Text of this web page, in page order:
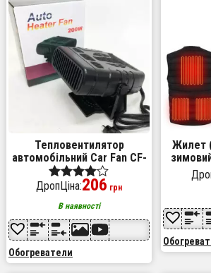
Тепловентилятор
автомобільний Car Fan CF-
701, дуйка для авто,
Універсальний обігрівач
Оценка
из 5
ДропЦіна:206 грн
В наявності
Обогреватели
Жилет